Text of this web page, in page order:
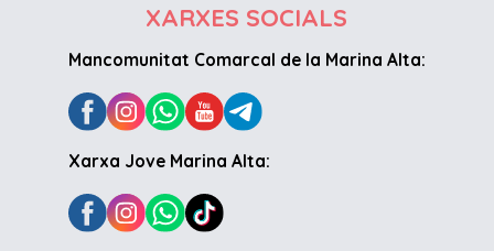
XARXES SOCIALS
Mancomunitat Comarcal de la Marina Alta:
Xarxa Jove Marina Alta: